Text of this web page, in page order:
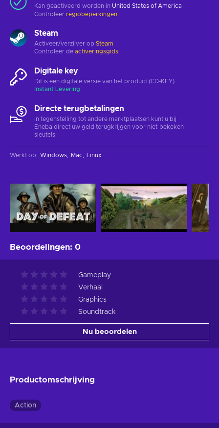
Kan geactiveerd worden in United States of America
Controleer regiobeperkingen
Steam
Activeer/verzilver op Steam
Controleer de activeringsgids
Digitale key
Dit is een digitale versie van het product (CD-KEY)
Instant Levering
Directe terugbetalingen
In tegenstelling tot andere marktplaatsen kunt u bij
Eneba direct uw geld terugkrijgen voor niet-bekeken
sleutels.
Werkt op: Windows Mac Linux
Beoordelingen: 0
Gameplay
Verhaal
Graphics
Soundtrack
Nu beoordelen
Productomschrijving
Action